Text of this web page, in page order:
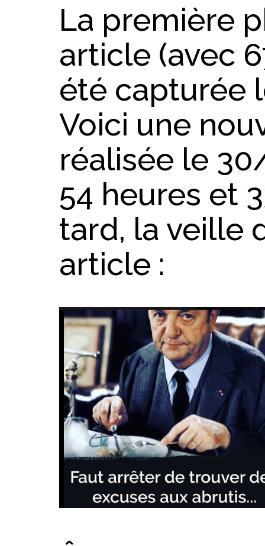
La première
article (avec
été capturée
Voici une
réalisée le
54 heures et
tard, la veille
article :